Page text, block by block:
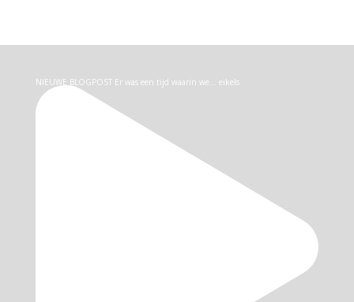
NIEUWE BLOGPOST Er was een tijd waarin we… eikels